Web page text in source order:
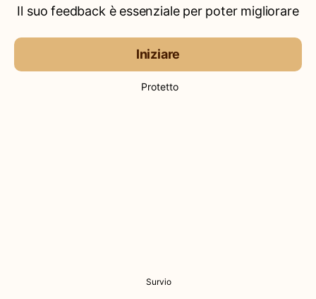
Il suo feedback è essenziale per poter migliorare
Iniziare
Protetto
Survio